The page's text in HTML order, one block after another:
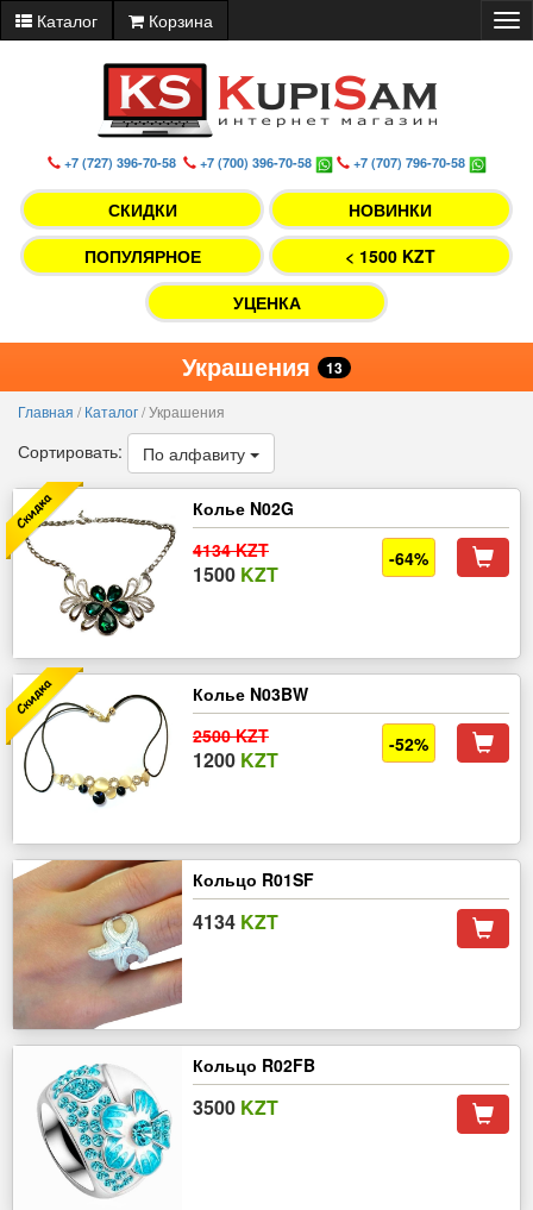
Каталог Корзина
+7 (727) 396-70-58 +7 (700) 396-70-58 +7 (707) 796-70-58
СКИДКИ
НОВИНКИ
ПОПУЛЯРНОЕ
< 1500 KZT
УЦЕНКА
Украшения 13
Главная /Каталог/Украшения
Сортировать: По алфавиту
Колье N02G
4134 KZT
1500 KZT
-64%
Колье N03BW
2500 KZT
1200 KZT
-52%
Кольцо R01SF
4134 KZT
Кольцо R02FB
3500 KZT